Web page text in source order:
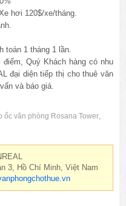
hơi 120$/xe/tháng.
1 tháng 1 lần.
Quý Khách hàng có nhu
đại diện tiếp thị cho thuê văn
và báo giá.
ốc văn phòng Rosana Tower
3, Hồ Chí Minh, Việt Nam